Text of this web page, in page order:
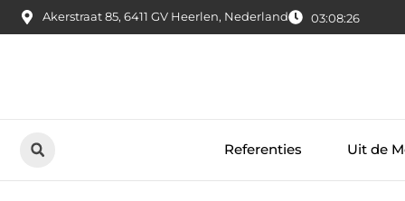
Akerstraat 85, 6411 GV Heerlen, Nederland 03:08:26
Referenties Uit de